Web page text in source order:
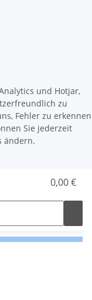
und Hotjar,
zu
Fehler zu erkennen
Sie jederzeit
ändern.
0,00 €